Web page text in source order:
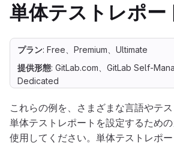
単体テストレポー
プラン: Free、Premium、Ultimate
提供形態: GitLab.com、GitLab Self-
Dedicated
これらの例を、さまざまな言語やテ
単体テストレポートを設定するため
使用してください。単体テストレポ